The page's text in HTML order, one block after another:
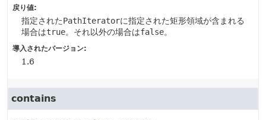
戻り値:
指定されたPathIteratorに指定された矩形領域が含まれる
場合はtrue。それ以外の場合はfalse。
導入されたバージョン:
1.6
contains